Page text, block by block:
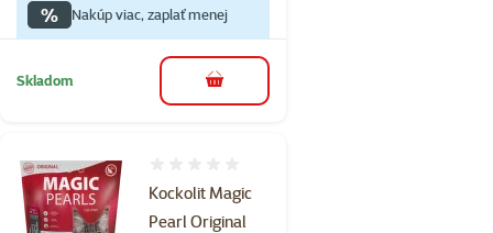
% Nakúp viac, zaplať menej
Skladom do košíka
Kockolit Magic
Pearl Original